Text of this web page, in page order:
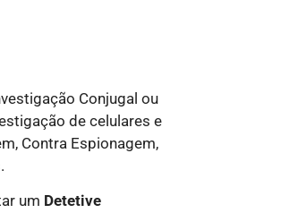
Conjugal ou
de celulares e
Contra Espionagem,
um Detetive